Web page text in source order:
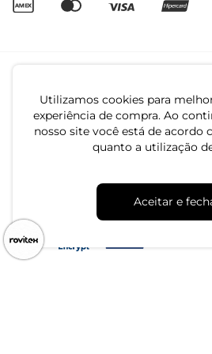
Utilizamos cookies para
experiência de compra. Ao
nosso site você está de acordo
quanto a utilização
Aceitar e
CNPJ: 79.233.672/
Av. Maria Marangoni, 391 - 89129-